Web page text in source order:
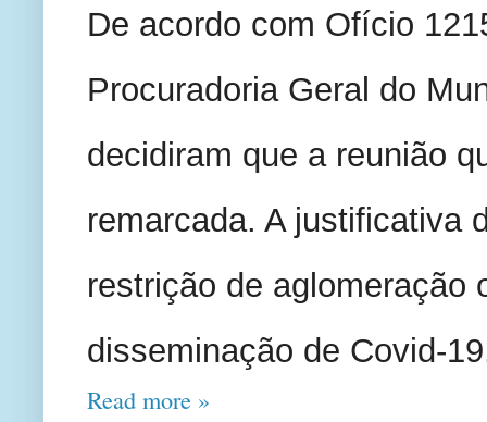
De acordo com Ofício
Procuradoria Geral do
decidiram que a reunião
remarcada. A justificativa
restrição de aglomeração
disseminação de Covid-
Read more »